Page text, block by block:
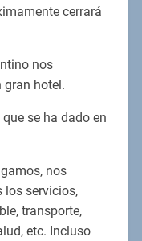
cerrará
nos
gran hotel.
se ha dado en
nos
los servicios,
transporte,
etc. Incluso